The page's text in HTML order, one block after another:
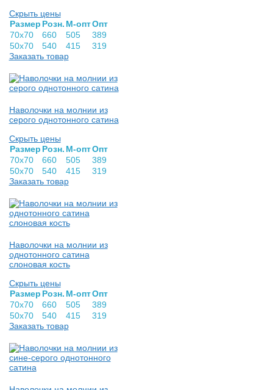
Скрыть цены
Раз­мер Розн. М-оптОпт
70х70
660 505
389
50х70
540 415
319
Заказать товар
Наволочки на молнии из
серого однотонного сатина
Скрыть цены
Раз­мер Розн. М-оптОпт
70х70
660 505
389
50х70
540 415
319
Заказать товар
Наволочки на молнии из
однотонного сатина
слоновая кость
Скрыть цены
Раз­мер Розн. М-оптОпт
70х70
660 505
389
50х70
540 415
319
Заказать товар